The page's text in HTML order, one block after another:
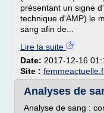
présentant un signe
technique d'AMP) le
sang afin de...
Lire la suite
Date: 2017-12-16
Site :
Analyses de
Analyse de sang :